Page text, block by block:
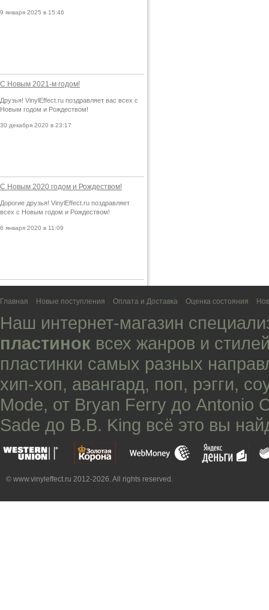
9 января 2025 в 15:46
С Новым 2021-м годом!
Друзья! VinylEffect.ru поздравляет вас всех с
Новым годом и Рождеством!
30 декабря 2020 в 23:17
С Новым 2020 годом и Рождеством!
Дорогие друзья! VinylEffect.ru поздравляет
всех с Новым годом и Рождеством!
6 января 2020 в 11:09
Главная Новые поступления Оплата и Доставка Оценка состояния
Наш интернет-магазин
пластинок всех жанров и
пластинки самых разных
хип-хоп, авангард, поп, рэгги,
Mode, от Bryan Ferry до Antonio
Sade до B.B. King всё это вы
© www.vinyleffect.ru 2012-2026. All rights reserved.